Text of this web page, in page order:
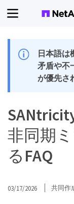
日本語は
矛盾や不
が優先さ
非同期
るFAQ
03/17/2026 共同作